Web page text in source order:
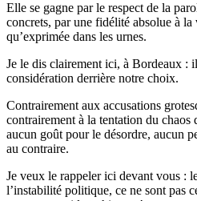
Elle se gagne par le respect de la
concrets, par une fidélité absolue à
qu’exprimée dans les urnes.
Je le dis clairement ici, à Bordeaux :
considération derrière notre choix.
Contrairement aux accusations
contrairement à la tentation du chaos
aucun goût pour le désordre, aucun
au contraire.
Je veux le rappeler ici devant vous :
l’instabilité politique, ce ne sont pas